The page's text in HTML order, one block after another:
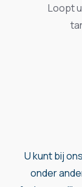
Loopt
U kunt bij
onder